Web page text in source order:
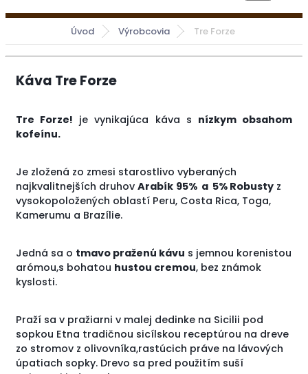
Úvod Výrobcovia Tre Forze
Káva Tre Forze
Tre Forze! je vynikajúca káva s nízkym obsahom
kofeínu.
Je zložená zo zmesi starostlivo vyberaných
najkvalitnejších druhovArabík 95% a 5% Robusty z
vysokopoložených oblastí Peru, Costa Rica, Toga,
Kamerumu a Brazílie.
Jedná sa o tmavo praženú kávu s jemnou korenistou
arómou,s bohatou hustou cremou, bez známok
kyslosti.
Praží sa v pražiarni v malej dedinke na Sicilii pod
sopkou Etna tradičnou sicílskou receptúrou na dreve
zo stromov z olivovníka,rastúcich práve na lávových
úpatiach sopky. Drevo sa pred použitím suší